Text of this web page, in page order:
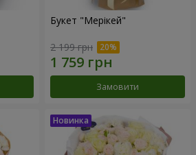
Букет "Мерікей"
2 199 грн
Замовити